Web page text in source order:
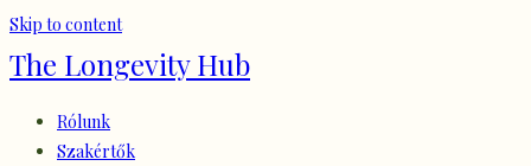
Skip to content
The Longevity Hub
Rólunk
Szakértők